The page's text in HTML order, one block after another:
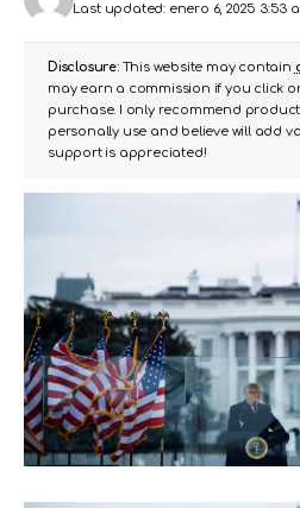
Last updated: enero 6, 2025 3:53
Disclosure:This website may contain
may earn a commission if you click
purchase. I only recommend
personally use and believe will add
support is appreciated!